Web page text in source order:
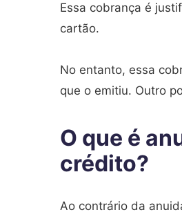
Essa cobrança é
cartão.
No entanto, essa
que o emitiu. Outro
O que é
crédito?
Ao contrário da